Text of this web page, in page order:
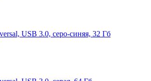
USB 3.0, серо-синяя, 32 Гб